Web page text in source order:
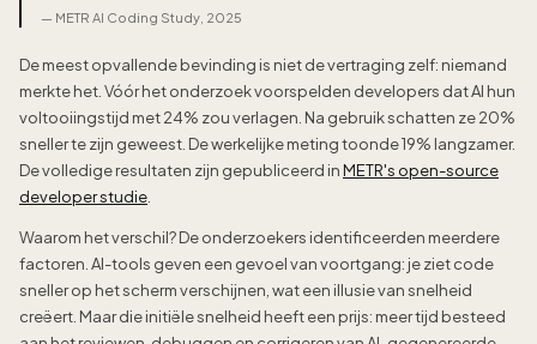
— METR AI Coding Study, 2025
De meest opvallende bevinding is niet de vertraging zelf: niemand
merkte het. Vóór het onderzoek voorspelden developers dat AI hun
voltooiingstijd met 24% zou verlagen. Na gebruik schatten ze 20%
sneller te zijn geweest. De werkelijke meting toonde 19% langzamer.
De volledige resultaten zijn gepubliceerd inMETR's open-source
developer studie
Waarom het verschil? De onderzoekers identificeerden meerdere
factoren. AI-tools geven een gevoel van voortgang: je ziet code
sneller op het scherm verschijnen, wat een illusie van snelheid
creëert. Maar die initiële snelheid heeft een prijs: meer tijd besteed